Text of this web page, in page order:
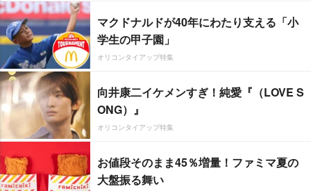
マクドナルドが40年にわたり支える「小
学生の甲子園」
オリコンタイアップ特集
向井康二イケメンすぎ！純愛『（LOVE S
ONG）』
オリコンタイアップ特集
お値段そのまま45％増量！ファミマ夏の
大盤振る舞い